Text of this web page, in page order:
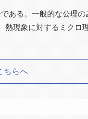
ある。一般的な公理
熱現象に対するミク
ちらへ